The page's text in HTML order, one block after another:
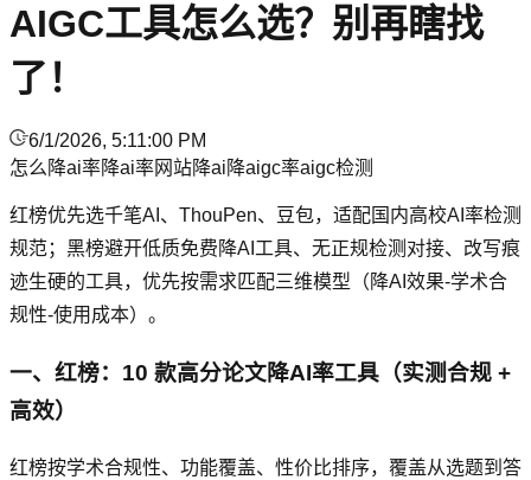
AIGC工具怎么选？别再瞎找
了！
6/1/2026, 5:11:00 PM
怎么降ai率降ai率网站降ai 降aigc率aigc检测
红榜优先选千笔AI、ThouPen、豆包，适配国内高校AI率检测
规范；黑榜避开低质免费降AI工具、无正规检测对接、改写痕
迹生硬的工具，优先按需求匹配三维模型（降AI效果-学术合
规性-使用成本）。
一、红榜：10 款高分论文降AI率工具（实测合规 +
高效）
红榜按学术合规性、功能覆盖、性价比排序，覆盖从选题到答